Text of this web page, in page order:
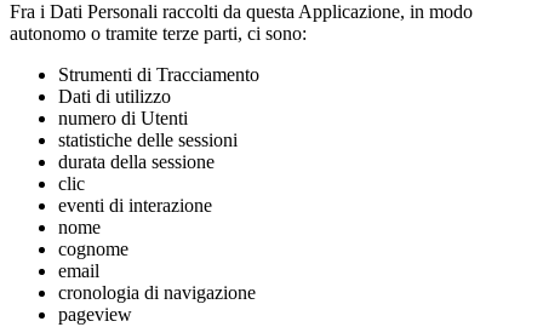
Fra i Dati Personali raccolti da questa Applicazione, in modo
autonomo o tramite terze parti, ci sono:
Strumenti di Tracciamento
Dati di utilizzo
numero di Utenti
statistiche delle sessioni
durata della sessione
clic
eventi di interazione
nome
cognome
email
cronologia di navigazione
pageview